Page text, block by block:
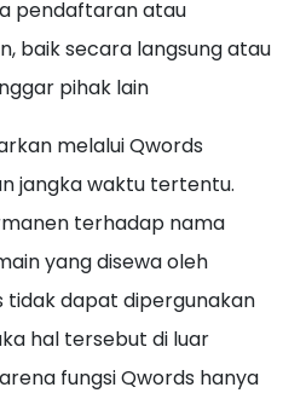
pendaftaran atau
baik secara langsung atau
pihak lain
melalui Qwords
jangka waktu tertentu.
terhadap nama
yang disewa oleh
tidak dapat dipergunakan
hal tersebut di luar
fungsi Qwords hanya